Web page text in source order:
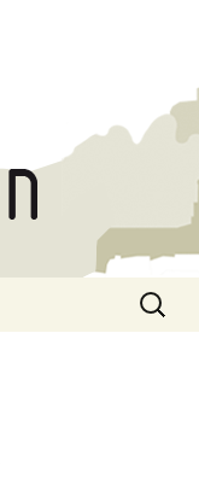
Suchen
nach: